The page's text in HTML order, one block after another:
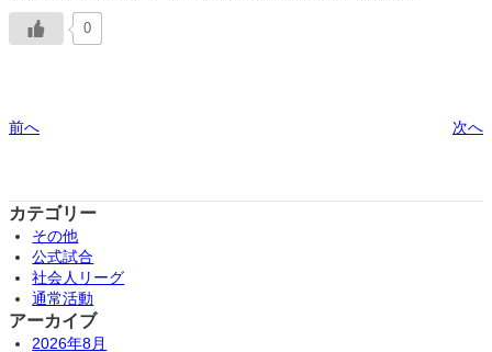
0
前へ 次へ
カテゴリー
その他
公式試合
社会人リーグ
通常活動
アーカイブ
2026年8月